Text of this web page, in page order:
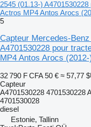
2545 (01.13-)
Actros MP4 Antos Arocs
5
Capteur Mercedes-
A4701530228 pour
MP4 Antos Arocs (2012-
32 790 F CFA 50 € ≈ 57,77
Capteur
A4701530228 4701530228
4701530028
diesel
Estonie, Tallinn